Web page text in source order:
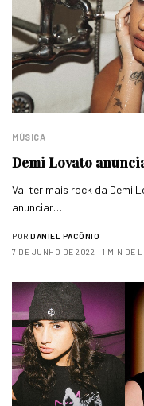
MÚSICA
Demi Lovato
Vai ter mais rock da Demi
anunciar…
POR DANIEL PACÔNIO
7 DE JUNHO DE 2022
1 MIN DE